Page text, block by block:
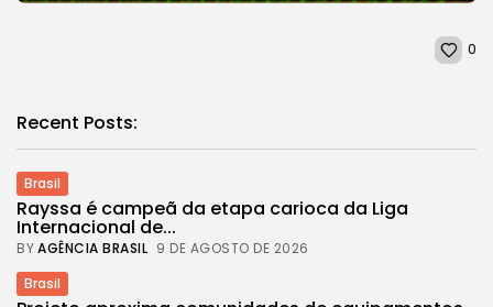
0
Recent Posts:
Brasil
Rayssa é campeã da etapa carioca da Liga
Internacional de...
BYAGÊNCIA BRASIL 9 DE AGOSTO DE 2026
Brasil